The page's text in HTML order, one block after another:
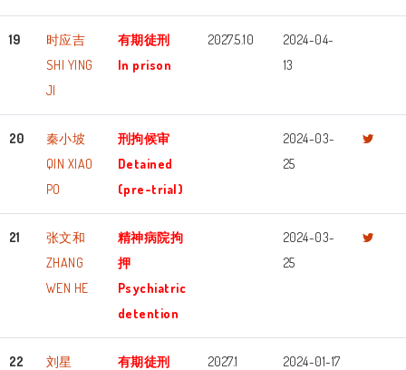
19
时应吉
SHI YING
JI
有期徒刑
In prison
2027.5.10
2024-04-
13
20
秦小坡
QIN XIAO
PO
刑拘候审
Detained
(pre-trial)
2024-03-
25
21
张文和
ZHANG
WEN HE
精神病院拘
押
Psychiatric
detention
2024-03-
25
22
刘星
有期徒刑
2027.1 2024-01-17